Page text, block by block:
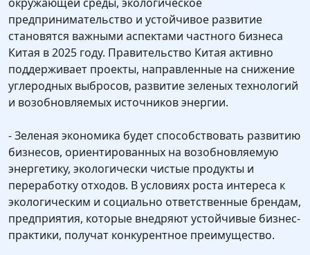
предпринимательство и устойчивое развитие
становятся важными аспектами частного бизнеса
Китая в 2025 году. Правительство Китая активно
поддерживает проекты, направленные на снижение
углеродных выбросов, развитие зеленых технологий
и возобновляемых источников энергии.
- Зеленая экономика будет способствовать развитию
бизнесов, ориентированных на возобновляемую
энергетику, экологически чистые продукты и
переработку отходов. В условиях роста интереса к
экологическим и социально ответственные брендам,
предприятия, которые внедряют устойчивые бизнес-
практики, получат конкурентное преимущество.